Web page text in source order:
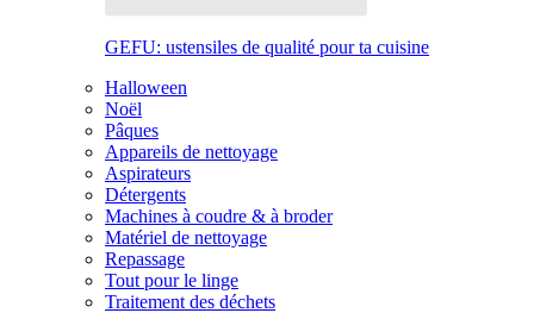
GEFU: ustensiles de qualité pour ta cuisine
Halloween
Noël
Pâques
Appareils de nettoyage
Aspirateurs
Détergents
Machines à coudre & à broder
Matériel de nettoyage
Repassage
Tout pour le linge
Traitement des déchets